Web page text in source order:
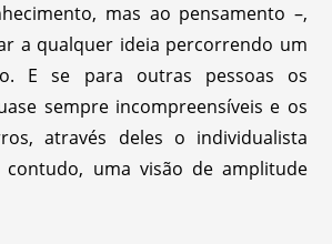
mas ao pensamento –,
a qualquer ideia percorrendo um
E se para outras pessoas os
sempre incompreensíveis e os
através deles o individualista
contudo, uma visão de amplitude